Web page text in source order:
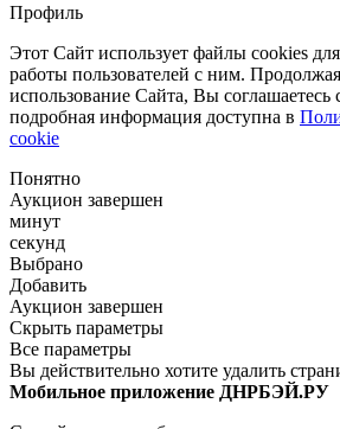
Профиль
Этот Сайт использует файлы cookies
работы пользователей с ним.
использование Сайта, Вы соглашаетесь
подробная информация доступна в
cookie
Понятно
Аукцион завершен
минут
секунд
Выбрано
Добавить
Аукцион завершен
Скрыть параметры
Все параметры
Вы действительно хотите удалить
Мобильное приложение ДНРБЭЙ.РУ